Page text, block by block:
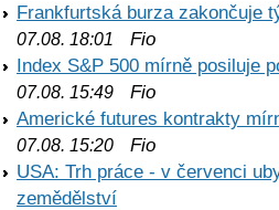
Frankfurtská burza zakončuje
07.08. 18:01
Fio
Index S&P 500 mírně posiluje
07.08. 15:49 Fio
Americké futures kontrakty
07.08. 15:20 Fio
USA: Trh práce - v červenci
zemědělství